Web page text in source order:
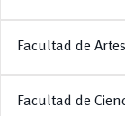
Facultad de Artes
Facultad de